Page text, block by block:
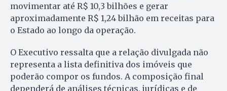
movimentar até R$ 10,3 bilhões e gerar
aproximadamente R$ 1,24 bilhão em receitas para
o Estado ao longo da operação.
O Executivo ressalta que a relação divulgada não
representa a lista definitiva dos imóveis que
poderão compor os fundos. A composição final
dependerá de análises técnicas, jurídicas e de